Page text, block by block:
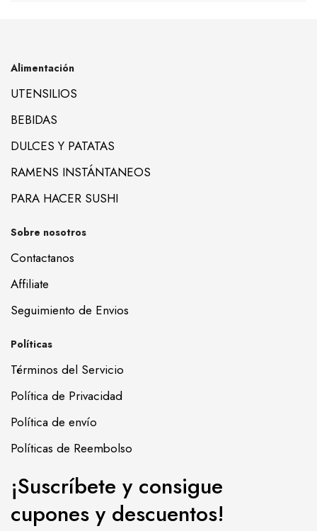
Alimentación
UTENSILIOS
BEBIDAS
DULCES Y PATATAS
RAMENS INSTÁNTANEOS
PARA HACER SUSHI
Sobre nosotros
Contactanos
Affiliate
Seguimiento de Envios
Políticas
Términos del Servicio
Política de Privacidad
Política de envío
Políticas de Reembolso
¡Suscríbete y consigue
cupones y descuentos!